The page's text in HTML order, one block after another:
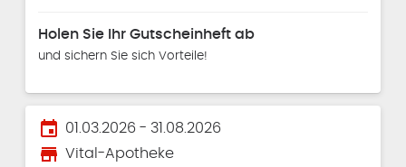
Holen Sie Ihr Gutscheinheft ab
und sichern Sie sich Vorteile!
event 01.03.2026 - 31.08.2026
store Vital-Apotheke